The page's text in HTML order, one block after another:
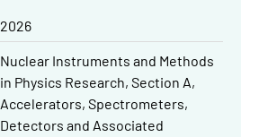
2026
Nuclear Instruments and Methods
in Physics Research, Section A,
Accelerators, Spectrometers,
Detectors and Associated